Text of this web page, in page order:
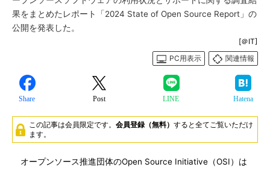
果をまとめたレポート「2024 State of Open Source Report」の
公開を発表した。
[＠IT]
PC用表示
関連情報
Share Post LINE Hatena
この記事は会員限定です。 会員登録（無料） すると全てご覧いただけ
ます。
オープンソース推進団体のOpen Source Initiative（OSI）は